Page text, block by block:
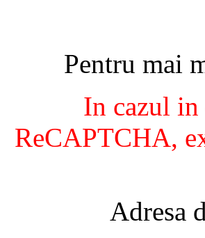
Pentru mai
In cazul
ReCAPTCHA,
Adresa